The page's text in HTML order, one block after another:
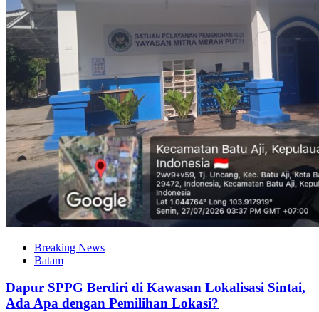
Breaking News
Batam
Dapur SPPG Berdiri di Kawasan Lokalisasi Sintai,
Ada Apa dengan Pemilihan Lokasi?